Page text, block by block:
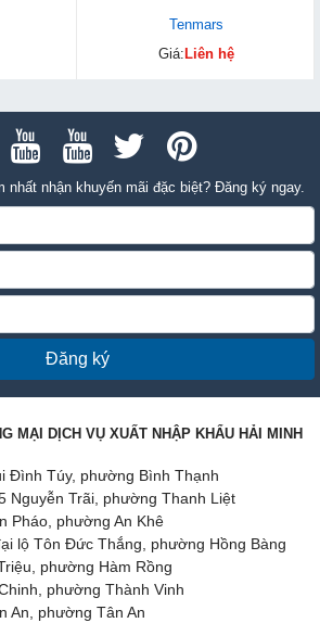
Tenmars
Giá: Liên hệ
nhất nhận khuyến mãi đặc biệt? Đăng ký ngay.
Đăng ký
MẠI DỊCH VỤ XUẤT NHẬP KHẨU HẢI MINH
Đình Túy, phường Bình Thạnh
Nguyễn Trãi, phường Thanh Liệt
Pháo, phường An Khê
lộ Tôn Đức Thắng, phường Hồng Bàng
phường Hàm Rồng
phường Thành Vinh
An, phường Tân An